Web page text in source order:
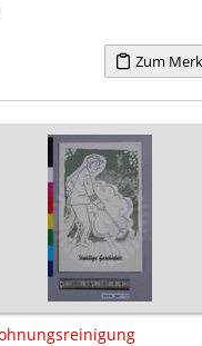
Zum